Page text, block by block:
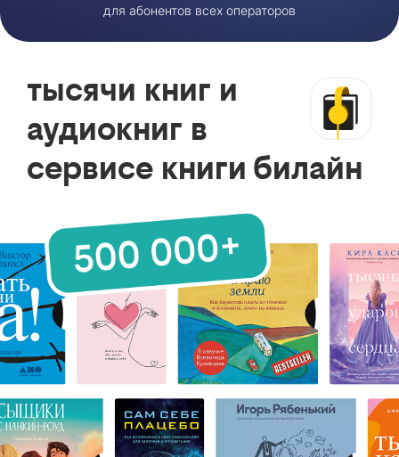
для абонентов всех операторов
тысячи книг и
аудиокниг в
сервисе книги билайн